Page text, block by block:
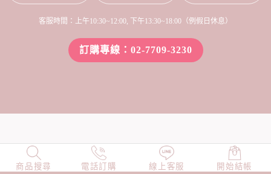
商品搜尋 電話訂購 線上客服 開始結帳
NEW 店長精選 TOP100 小編穿搭
客服時間：上午10:30~12:00, 下午13:30~18:00（例假日休息）
訂購專線：02-7709-3230